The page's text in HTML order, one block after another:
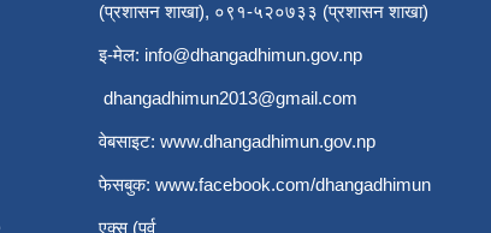
(प्रशासन शाखा), ०९१-५२०७३३ (प्रशासन शाखा)
इ-मेल: info@dhangadhimun.gov.np
dhangadhimun2013@gmail.com
वेबसाइट: www.dhangadhimun.gov.np
फेसबुक: www.facebook.com/dhangadhimun
एक्स (पुर्व